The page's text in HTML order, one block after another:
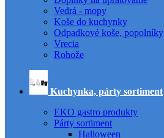
Vedrá - mopy
Koše do kuchynky
Odpadkové koše, popolníky
Vrecia
Rohože
Kuchynka, párty sortiment
EKO gastro produkty
Párty sortiment
Halloween